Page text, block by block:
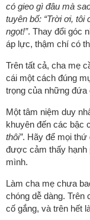
có gieo gì đâu mà
tuyên bố: “Trời ơi, tôi
ngọt!”. Thay đổi góc
áp lực, thậm chí có
Trên tất cả, cha mẹ
cái một cách đúng
trọng của những đứa
Một tâm niệm duy
khuyên đến các bậc
thôi”. Hãy để mọi thứ
được cảm thấy hạnh
mình.
Làm cha mẹ chưa
chóng dễ dàng. Trên
cố gắng, và trên hết